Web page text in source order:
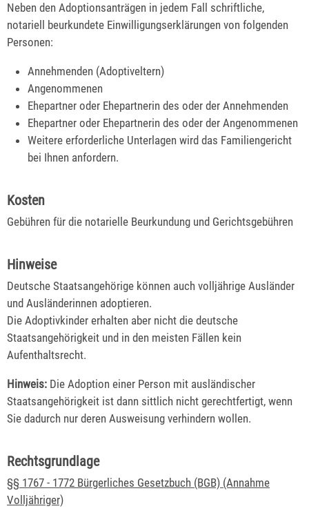
Neben den Adoptionsanträgen in jedem Fall schriftliche,
notariell beurkundete Einwilligungserklärungen von folgenden
Personen:
Annehmenden (Adoptiveltern)
Angenommenen
Ehepartner oder Ehepartnerin des oder der Annehmenden
Ehepartner oder Ehepartnerin des oder der Angenommenen
Weitere erforderliche Unterlagen wird das Familiengericht
bei Ihnen anfordern.
Kosten
Gebühren für die notarielle Beurkundung und Gerichtsgebühren
Hinweise
Deutsche Staatsangehörige können auch volljährige Ausländer
und Ausländerinnen adoptieren.
Die Adoptivkinder erhalten aber nicht die deutsche
Staatsangehörigkeit und in den meisten Fällen kein
Aufenthaltsrecht.
Hinweis: Die Adoption einer Person mit ausländischer
Staatsangehörigkeit ist dann sittlich nicht gerechtfertigt, wenn
Sie dadurch nur deren Ausweisung verhindern wollen.
Rechtsgrundlage
§§ 1767 - 1772 Bürgerliches Gesetzbuch (BGB) (Annahme
Volljähriger)